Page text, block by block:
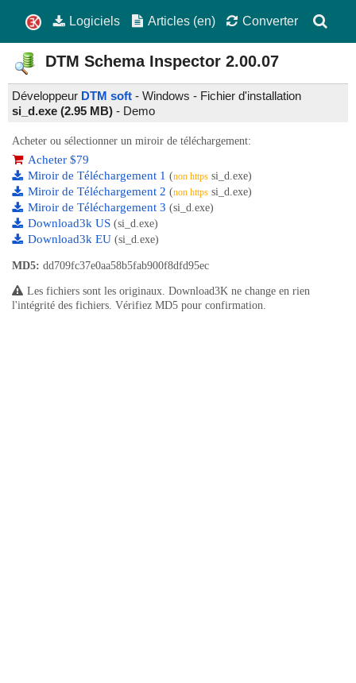
Logiciels Articles (en) Converter
DTM Schema Inspector 2.00.07
Développeur DTM soft - Windows - Fichier d'installation
si_d.exe (2.95 MB) - Demo
Acheter ou sélectionner un miroir de téléchargement:
Acheter $79
Miroir de Téléchargement 1 (non https si_d.exe)
Miroir de Téléchargement 2 (non https si_d.exe)
Miroir de Téléchargement 3 (si_d.exe)
Download3k US (si_d.exe)
Download3k EU (si_d.exe)
MD5: dd709fc37e0aa58b5fab900f8dfd95ec
Les fichiers sont les originaux. Download3K ne change en rien
l'intégrité des fichiers. Vérifiez MD5 pour confirmation.